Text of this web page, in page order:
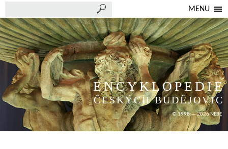
MENU
ENCYKLOPEDIE
ČESKÝCH BUDĚJOVIC
© 1998 — 2026 NEBE